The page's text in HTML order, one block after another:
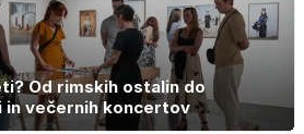
Od rimskih ostalin do
večernih koncertov